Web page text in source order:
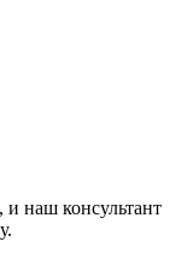
и наш консультант